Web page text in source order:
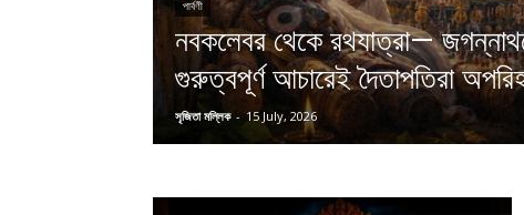
পার্বণী
নবকলেবর থেকে রথযাত্রা—
গুরুত্বপূর্ণ আচারেই দৈতাপতিরা
সৃজিতা মল্লিক - 15 July, 2026